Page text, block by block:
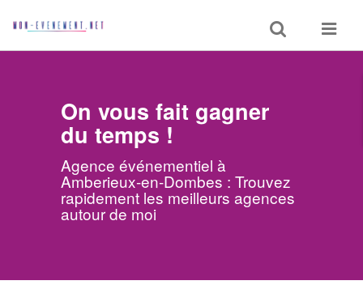
Toggle
search
Toggle
On vous fait gagner
du temps !
Agence événementiel à
Amberieux-en-Dombes : Trouvez
rapidement les meilleurs agences
autour de moi